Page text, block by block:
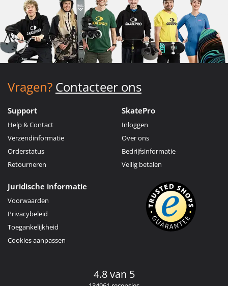
Vragen? Contacteer ons
Support
Help & Contact
Verzendinformatie
Orderstatus
Retourneren
SkatePro
Inloggen
Over ons
Bedrijfsinformatie
Veilig betalen
Juridische informatie
Voorwaarden
Privacybeleid
Toegankelijkheid
Cookies aanpassen
4.8 van 5